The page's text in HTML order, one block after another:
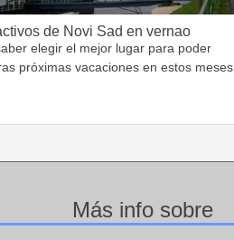
de Novi Sad en vernao
elegir el mejor lugar para poder
próximas vacaciones en estos meses
Más info sobre